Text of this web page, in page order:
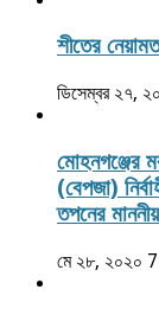
শীতের
ডিসেম্বর ২৭,
মোহনগঞ্জের
(বেপজা)
তপনের
মে ২৮, ২০২০